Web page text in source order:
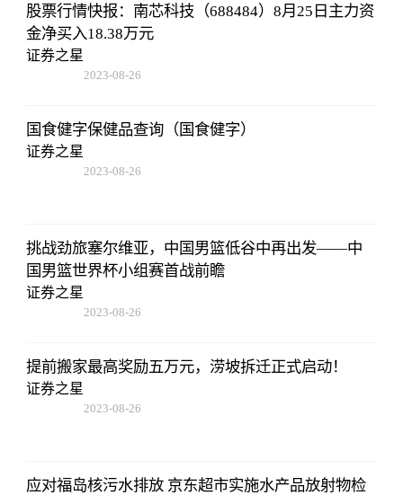
股票行情快报：南芯科技（688484）8月25日主力资
金净买入18.38万元
证券之星
2023-08-26
国食健字保健品查询（国食健字）
证券之星
2023-08-26
挑战劲旅塞尔维亚，中国男篮低谷中再出发——中
国男篮世界杯小组赛首战前瞻
证券之星
2023-08-26
提前搬家最高奖励五万元，涝坡拆迁正式启动！
证券之星
2023-08-26
应对福岛核污水排放 京东超市实施水产品放射物检